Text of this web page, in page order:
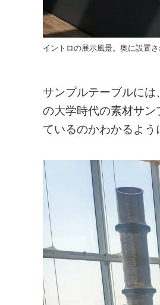
イントロの展示風景。奥に設置
サンプルテーブルに
の大学時代の素材サ
ているのかわかるよう